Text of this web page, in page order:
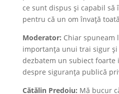
ce sunt dispus și capabil să
pentru că un om învață
Moderator: Chiar spuneam
importanța unui trai sigur și
dezbatem un subiect foarte
despre siguranța publică
Cătălin Predoiu: Mă bucur